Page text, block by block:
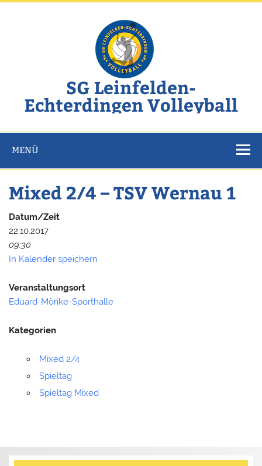
Zum
SG Leinfelden-
Echterdingen Volleyball
MENÜ
Mixed 2/4 – TSV Wernau 1
Datum/Zeit
22.10.2017
09:30
In Kalender speichern
Veranstaltungsort
Eduard-Mörike-Sporthalle
Kategorien
Mixed 2/4
Spieltag
Spieltag Mixed